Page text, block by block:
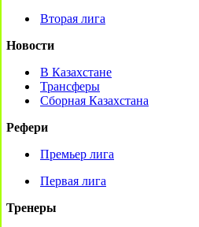
Вторая лига
Новости
В Казахстане
Трансферы
Сборная Казахстана
Рефери
Премьер лига
Первая лига
Тренеры